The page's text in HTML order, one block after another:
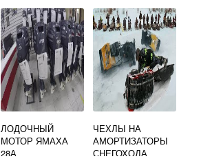
ЛОДОЧНЫЙ
МОТОР ЯМАХА
28А
ЧЕХЛЫ НА
АМОРТИЗАТОРЫ
СНЕГОХОДА